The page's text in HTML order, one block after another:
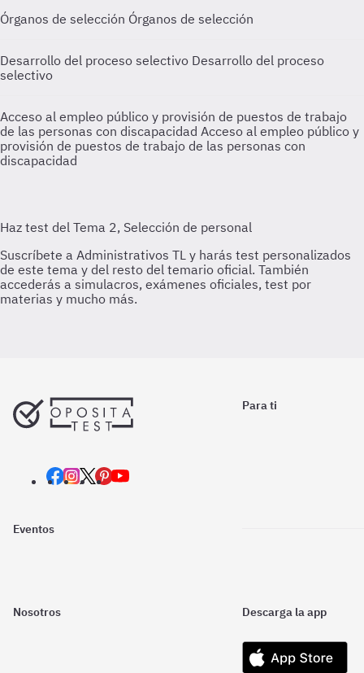
Órganos de selección Órganos de selección
Desarrollo del proceso selectivo Desarrollo del proceso
selectivo
Acceso al empleo público y provisión de puestos de trabajo
de las personas con discapacidad Acceso al empleo público y
provisión de puestos de trabajo de las personas con
discapacidad
Para ti
Eventos
Nosotros Descarga la app